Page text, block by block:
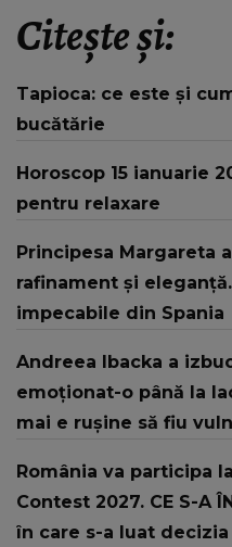
Citește și:
Tapioca: ce este și
bucătărie
Horoscop 15 ianuarie
pentru relaxare
Principesa Margareta
rafinament și
impecabile din Spania
Andreea Ibacka a
emoționat-o până la
mai e rușine să fiu
România va participa
Contest 2027. CE S-A
în care s-a luat decizia